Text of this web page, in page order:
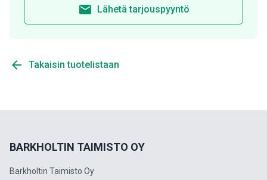
email Lähetä tarjouspyyntö
arrow_back Takaisin tuotelistaan
BARKHOLTIN TAIMISTO OY
Barkholtin Taimisto Oy